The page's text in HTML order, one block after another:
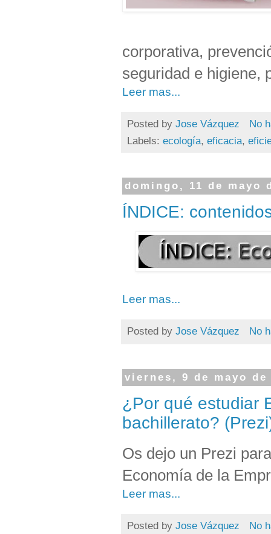
corporativa,
seguridad e higiene,
Leer mas...
Posted by Jose Vázquez
No
Labels: ecología, eficacia,
domingo, 11 de mayo
ÍNDICE:
Leer mas...
Posted by Jose Vázquez No
viernes, 9 de mayo de
¿Por qué estudiar
bachillerato?
Os dejo un Prezi
Economía de la
Leer mas...
Posted by Jose Vázquez No